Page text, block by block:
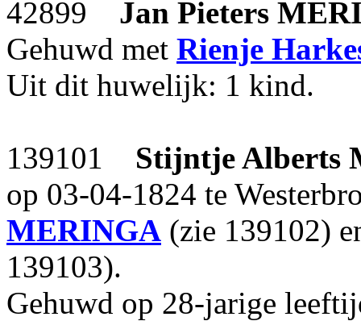
42899 Jan Pieters
Gehuwd met Rienje
Uit dit huwelijk: 1 kind.
139101 Stijntje Alberts
op 03-04-1824 te
MERINGA (zie 139102)
139103).
Gehuwd op 28-jarige